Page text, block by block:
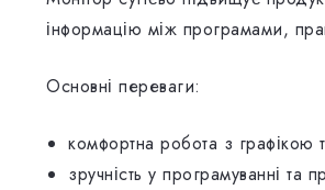
інформацію між програмами,
Основні переваги:
комфортна робота з графікою
зручність у програмуванні та